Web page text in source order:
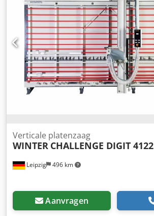
Leipzig 496 km
Verticale platenzaag
WINTER CHALLENGE DIGIT 4122
Aanvragen